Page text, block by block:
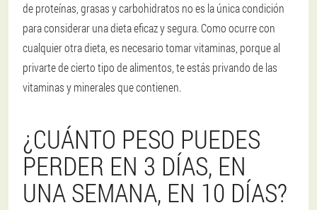
de proteínas, grasas y carbohidratos no es la única condición
para considerar una dieta eficaz y segura. Como ocurre con
cualquier otra dieta, es necesario tomar vitaminas, porque al
privarte de cierto tipo de alimentos, te estás privando de las
vitaminas y minerales que contienen.
¿CUÁNTO PESO PUEDES
PERDER EN 3 DÍAS, EN
UNA SEMANA, EN 10 DÍAS?